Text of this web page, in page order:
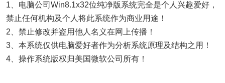
1、电脑公司Win8.1x32位纯净版系统完全是个人兴趣爱好，
禁止任何机构及个人将此系统作为商业用途！
2、禁止修改并盗用他人名义在网上传播！
3、本系统仅供电脑爱好者作为分析系统原理及结构之用！
4、操作系统版权归美国微软公司所有！